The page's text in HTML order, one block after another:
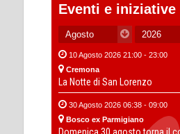
Eventi e iniziative
10 Agosto 2026 21:00 - 23:00
Cremona
La Notte di San Lorenzo
30 Agosto 2026 06:38 - 09:00
Bosco ex Parmigiano
Domenica 30 agosto torna il